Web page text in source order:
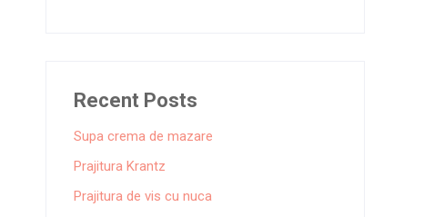
Recent Posts
Supa crema de mazare
Prajitura Krantz
Prajitura de vis cu nuca